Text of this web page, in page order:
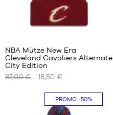
UNSERE
VERFÜGBAREN
GRÖSSEN
Einheitsgröße
1
NBA Mütze New Era
Cleveland Cavaliers Alternate
City Edition
37,00 €
18,50 €
PROMO-50%